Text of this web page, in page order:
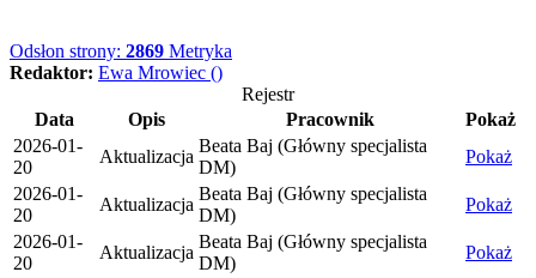
Odsłon strony: 2869 Metryka
Redaktor: Ewa Mrowiec ()
Rejestr
Data
Opis Pracownik
Pokaż
2026-01-
20
Aktualizacja
Beata Baj (Główny specjalista
DM)
Pokaż
2026-01-
20
Aktualizacja
Beata Baj (Główny specjalista
DM)
Pokaż
2026-01-
20
Aktualizacja
Beata Baj (Główny specjalista
DM)
Pokaż